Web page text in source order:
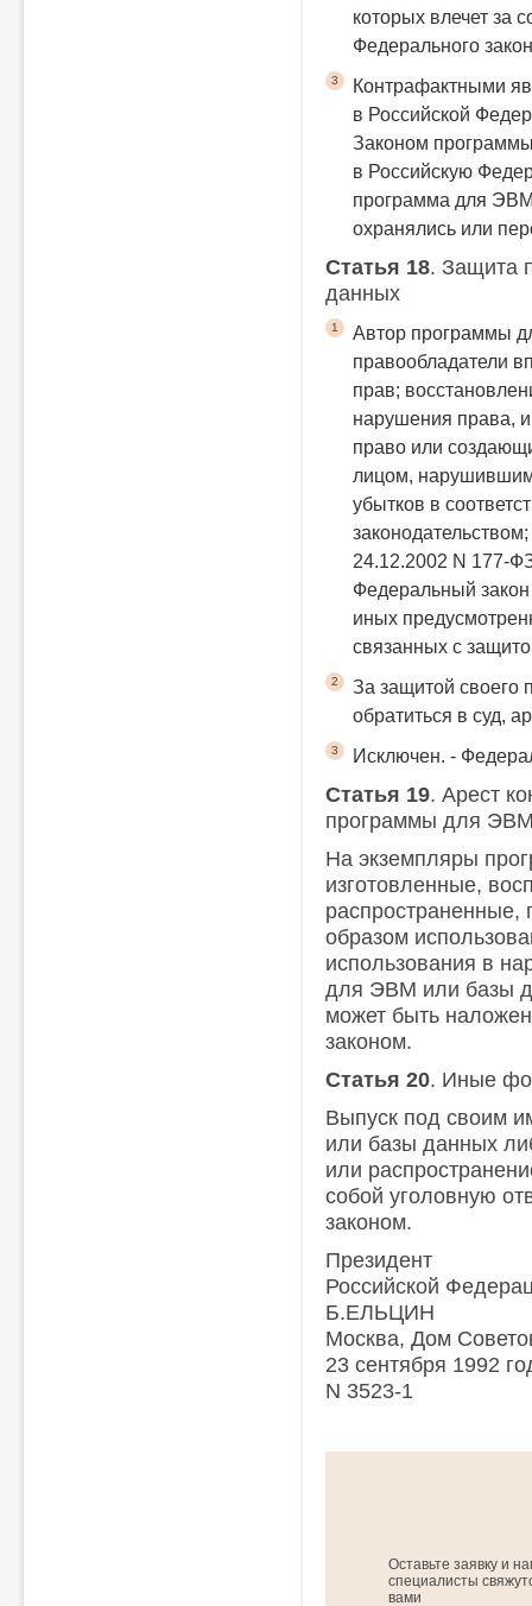
которых влечет за
Федерального
Контрафактными
в Российской
Законом
в Российскую
программа для ЭВМ
охранялись или
3
Статья 18. Защита
данных
Автор программы
правообладатели
прав;
нарушения права,
право или
лицом,
убытков в
законодательством;
24.12.2002 N 177-
Федеральный
иных
связанных с
1
За защитой своего
обратиться в суд,
2
Исключен. -
3
Статья 19. Арест
программы для
На экземпляры
изготовленные,
образом
использования в
для ЭВМ или базы
может быть
законом.
Статья 20. Иные
Выпуск под своим
или базы данных
или
собой уголовную
законом.
Президент
Российской
Б.ЕЛЬЦИН
Москва, Дом
23 сентября 1992
N 3523-1
Оставьте заявку и
специалисты
вами